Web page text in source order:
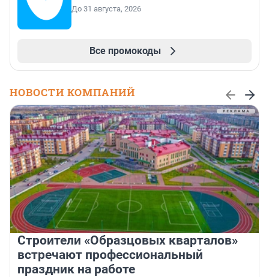
До 31 августа, 2026
Все промокоды
НОВОСТИ КОМПАНИЙ
Строители «Образцовых кварталов»
встречают профессиональный
праздник на работе